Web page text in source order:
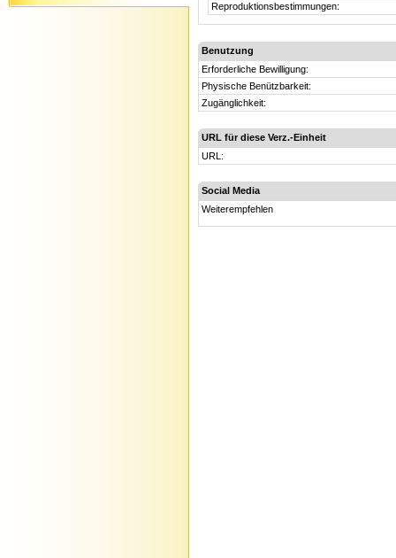
Reproduktionsbestimmungen:
Benutzung
Erforderliche Bewilligung:
Physische Benützbarkeit:
Zugänglichkeit:
URL für diese Verz.-Einheit
URL:
Social Media
Weiterempfehlen